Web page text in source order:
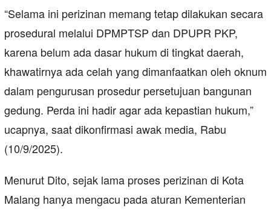
“Selama ini perizinan memang tetap dilakukan secara
prosedural melalui DPMPTSP dan DPUPR PKP,
karena belum ada dasar hukum di tingkat daerah,
khawatirnya ada celah yang dimanfaatkan oleh oknum
dalam pengurusan prosedur persetujuan bangunan
gedung. Perda ini hadir agar ada kepastian hukum,”
ucapnya, saat dikonfirmasi awak media, Rabu
(10/9/2025).
Menurut Dito, sejak lama proses perizinan di Kota
Malang hanya mengacu pada aturan Kementerian